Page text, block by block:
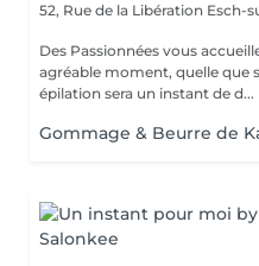
52, Rue de la Libération Esch-
Des Passionnées vous
agréable moment, quelle que
épilation sera un instant de d...
Gommage & Beurre de